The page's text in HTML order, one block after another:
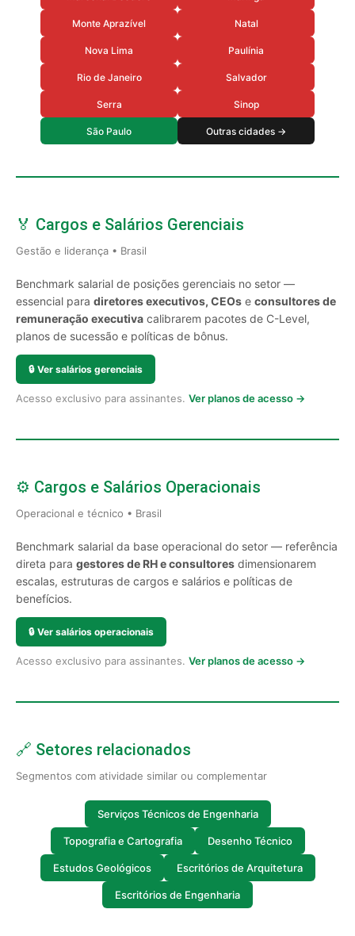
Monte Aprazível Natal
Nova Lima Paulínia
Rio de Janeiro Salvador
Serra Sinop
São Paulo Outras cidades →
🏅 Cargos e Salários Gerenciais
Gestão e liderança • Brasil
Benchmark salarial de posições gerenciais no setor —
essencial para diretores executivos, CEOs e consultores de
remuneração executiva calibrarem pacotes de C-Level,
planos de sucessão e políticas de bônus.
🔒 Ver salários gerenciais
Acesso exclusivo para assinantes. Ver planos de acesso →
⚙️ Cargos e Salários Operacionais
Operacional e técnico • Brasil
Benchmark salarial da base operacional do setor — referência
direta para gestores de RH e consultores dimensionarem
escalas, estruturas de cargos e salários e políticas de
benefícios.
🔒 Ver salários operacionais
Acesso exclusivo para assinantes. Ver planos de acesso →
🔗 Setores relacionados
Segmentos com atividade similar ou complementar
Serviços Técnicos de Engenharia
Topografia e Cartografia Desenho Técnico
Estudos Geológicos Escritórios de Arquitetura
Escritórios de Engenharia